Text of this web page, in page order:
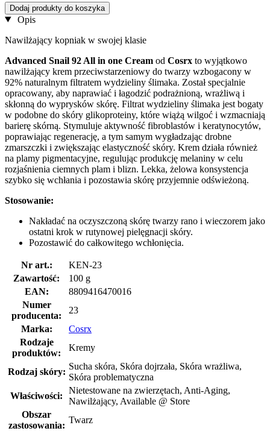
Dodaj produkty do koszyka
Opis
Nawilżający kopniak w swojej klasie
Advanced Snail 92 All in one Cream od Cosrx to wyjątkowo
nawilżający krem przeciwstarzeniowy do twarzy wzbogacony w
92% naturalnym filtratem wydzieliny ślimaka. Został specjalnie
opracowany, aby naprawiać i łagodzić podrażnioną, wrażliwą i
skłonną do wyprysków skórę. Filtrat wydzieliny ślimaka jest bogaty
w podobne do skóry glikoproteiny, które wiążą wilgoć i wzmacniają
barierę skórną. Stymuluje aktywność fibroblastów i keratynocytów,
poprawiając regenerację, a tym samym wygładzając drobne
zmarszczki i zwiększając elastyczność skóry. Krem działa również
na plamy pigmentacyjne, regulując produkcję melaniny w celu
rozjaśnienia ciemnych plam i blizn. Lekka, żelowa konsystencja
szybko się wchłania i pozostawia skórę przyjemnie odświeżoną.
Stosowanie:
Nakładać na oczyszczoną skórę twarzy rano i wieczorem jako
ostatni krok w rutynowej pielęgnacji skóry.
Pozostawić do całkowitego wchłonięcia.
Nr art.:
KEN-23
Zawartość:
100 g
EAN:
8809416470016
Numer
producenta:
23
Marka:
Cosrx
Rodzaje
produktów:
Kremy
Rodzaj skóry:
Sucha skóra, Skóra dojrzała, Skóra wrażliwa,
Skóra problematyczna
Właściwości:
Nietestowane na zwierzętach, Anti-Aging,
Nawilżający, Available @ Store
Obszar
zastosowania:
Twarz